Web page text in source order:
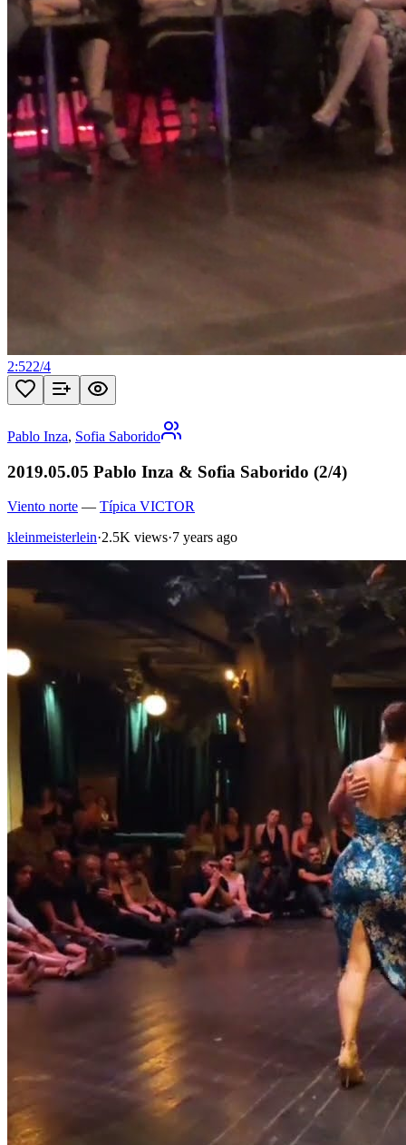
2:522/4
Pablo Inza, Sofia Saborido
2019.05.05 Pablo Inza & Sofia Saborido (2/4)
Viento norte — Típica VICTOR
kleinmeisterlein·2.5K views·7 years ago